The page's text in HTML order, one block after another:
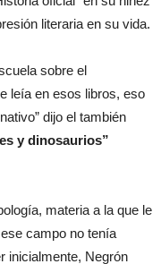
literaria en su vida.
sobre el
leía en esos libros, eso
dijo el también
y dinosaurios”
materia a la que le
campo no tenía
inicialmente, Negrón